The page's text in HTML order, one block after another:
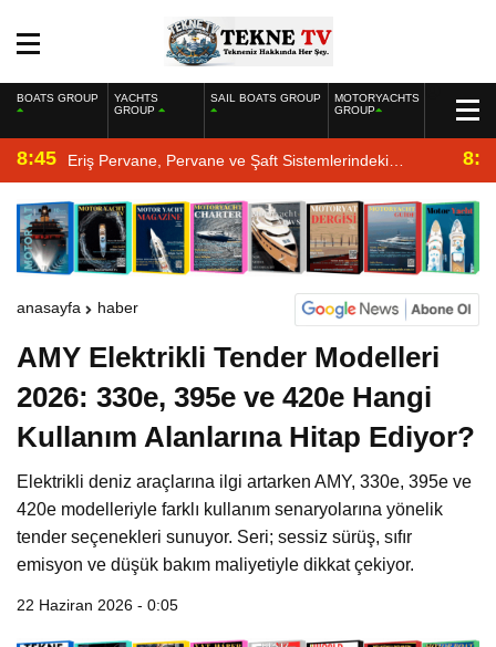
BOATS GROUP
YACHTS
GROUP
SAIL BOATS GROUP
MOTORYACHTS
GROUP
8:45 Eriş Pervane, Pervane ve Şaft Sistemlerindeki
Uzmanlığıyla Yat Dergisi’nde
anasayfa haber
AMY Elektrikli Tender Modelleri
2026: 330e, 395e ve 420e Hangi
Kullanım Alanlarına Hitap Ediyor?
Elektrikli deniz araçlarına ilgi artarken AMY, 330e, 395e ve
420e modelleriyle farklı kullanım senaryolarına yönelik
tender seçenekleri sunuyor. Seri; sessiz sürüş, sıfır
emisyon ve düşük bakım maliyetiyle dikkat çekiyor.
22 Haziran 2026 - 0:05